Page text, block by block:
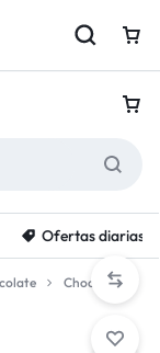
Ofertas diarias
Chocolate